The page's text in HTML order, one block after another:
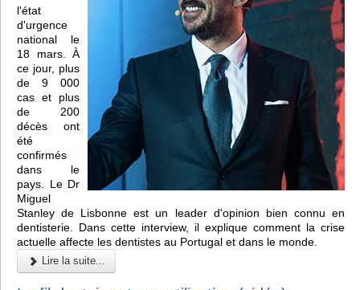
l'état
d'urgence
national le
18 mars. À
ce jour, plus
de 9 000
cas et plus
de 200
décès ont
été
confirmés
dans le
pays. Le Dr
Miguel
Stanley de Lisbonne est un leader d'opinion bien connu en
dentisterie. Dans cette interview, il explique comment la crise
actuelle affecte les dentistes au Portugal et dans le monde.
Lire la suite...